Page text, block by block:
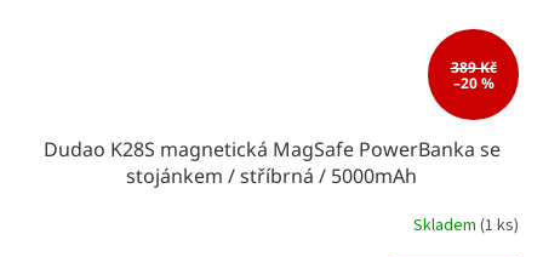
389 Kč
–20 %
Dudao K28S magnetická MagSafe PowerBanka se
stojánkem / stříbrná / 5000mAh
Skladem (1 ks)